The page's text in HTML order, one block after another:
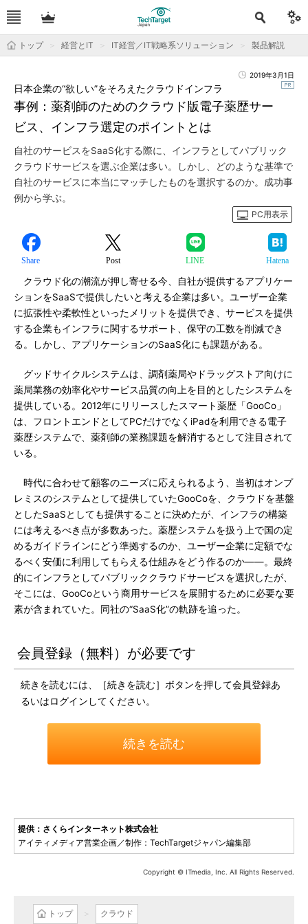
トップ 経営とIT IT経営／IT戦略系ソリューション 製品解説
2019年3月1日
事例：薬剤師のためのクラウド版電子薬歴サー
ビス、インフラ選定のポイントとは
日本企業の“欲しい”をそろえたクラウドインフラ
自社のサービスをSaaS化する際に、インフラとしてパブリック
クラウドサービスを選ぶ企業は多い。しかし、どのような基準で
自社のサービスに本当にマッチしたものを選択するのか。成功事
例から学ぶ。
PC用表示
Share Post LINE Hatena
クラウド化の潮流が押し寄せる今、自社が提供するアプリケー
ションをSaaSで提供したいと考える企業は多い。ユーザー企業
に拡張性や柔軟性といったメリットを提供でき、サービスを提供
する企業もインフラに関するサポート、保守の工数を削減でき
る。しかし、アプリケーションのSaaS化にも課題がある。
グッドサイクルシステムは、調剤薬局やドラッグストア向けに
薬局業務の効率化やサービス品質の向上を目的としたシステムを
提供している。2012年にリリースしたスマート薬歴「GooCo」
は、フロントエンドとしてPCだけでなくiPadを利用できる電子
薬歴システムで、薬剤師の業務課題を解消するとして注目されて
いる。
時代に合わせて顧客のニーズに応えられるよう、当初はオンプ
レミスのシステムとして提供していたGooCoを、クラウドを基盤
としたSaaSとしても提供することに決めたが、インフラの構築
には考えるべき点が多数あった。薬歴システムを扱う上で国の定
めるガイドラインにどう準拠するのか、ユーザー企業に定額でな
るべく安価に利用してもらえる仕組みをどう作るのか――。最終
的にインフラとしてパブリッククラウドサービスを選択したが、
そこには、GooCoという商用サービスを展開するために必要な要
素が含まれていた。同社の“SaaS化”の軌跡を追った。
会員登録（無料）が必要です
続きを読むには、［続きを読む］ボタンを押して会員登録あ
るいはログインしてください。
続きを読む
提供：さくらインターネット株式会社
アイティメディア営業企画／制作：TechTargetジャパン編集部
Copyright © ITmedia, Inc. All Rights Reserved.
トップ クラウド